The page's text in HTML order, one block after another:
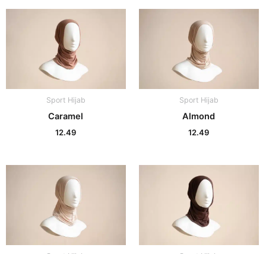
Sport Hijab
Caramel
12.49
Sport Hijab
Almond
12.49